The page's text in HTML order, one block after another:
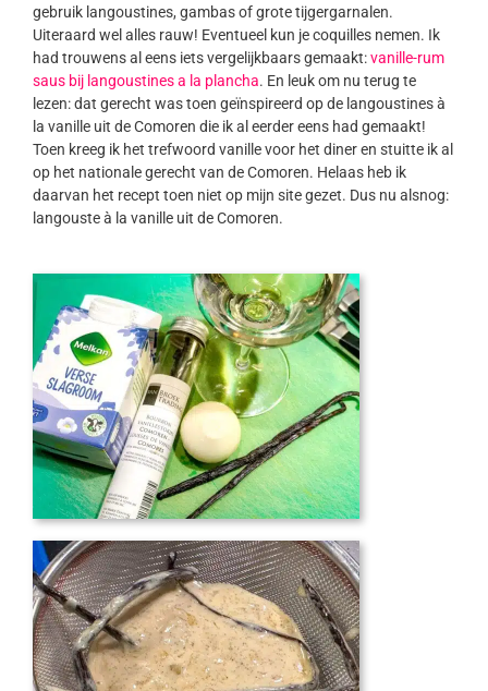
gebruik langoustines, gambas of grote tijgergarnalen.
Uiteraard wel alles rauw! Eventueel kun je coquilles nemen. Ik
had trouwens al eens iets vergelijkbaars gemaakt:vanille-rum
saus bij langoustines a la plancha. En leuk om nu terug te
lezen: dat gerecht was toen geïnspireerd op de langoustines à
la vanille uit de Comoren die ik al eerder eens had gemaakt!
Toen kreeg ik het trefwoord vanille voor het diner en stuitte ik al
op het nationale gerecht van de Comoren. Helaas heb ik
daarvan het recept toen niet op mijn site gezet. Dus nu alsnog:
langouste à la vanille uit de Comoren.